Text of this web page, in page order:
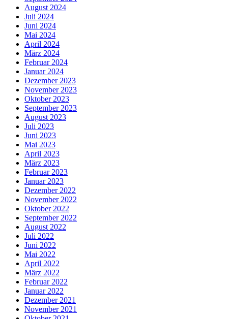
August 2024
Juli 2024
Juni 2024
Mai 2024
April 2024
März 2024
Februar 2024
Januar 2024
Dezember 2023
November 2023
Oktober 2023
September 2023
August 2023
Juli 2023
Juni 2023
Mai 2023
April 2023
März 2023
Februar 2023
Januar 2023
Dezember 2022
November 2022
Oktober 2022
September 2022
August 2022
Juli 2022
Juni 2022
Mai 2022
April 2022
März 2022
Februar 2022
Januar 2022
Dezember 2021
November 2021